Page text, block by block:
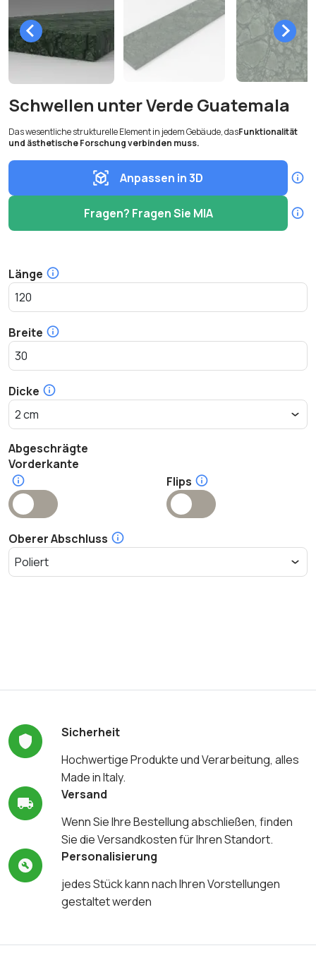
Schwellen unter Verde Guatemala
Das wesentliche strukturelle Element in jedem Gebäude, dasFunktionalität
und ästhetische Forschung verbinden muss.
Anpassen in 3D
Fragen? Fragen Sie MIA
Länge
Breite
Dicke
Abgeschrägte
Vorderkante
Flips
Oberer Abschluss
Sicherheit
Hochwertige Produkte und Verarbeitung, alles
Made in Italy.
Versand
Wenn Sie Ihre Bestellung abschließen, finden
Sie die Versandkosten für Ihren Standort.
Personalisierung
jedes Stück kann nach Ihren Vorstellungen
gestaltet werden